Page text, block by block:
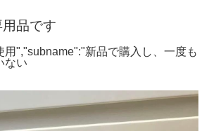
品です
用","subname":"新品で購入し、一度も
ない